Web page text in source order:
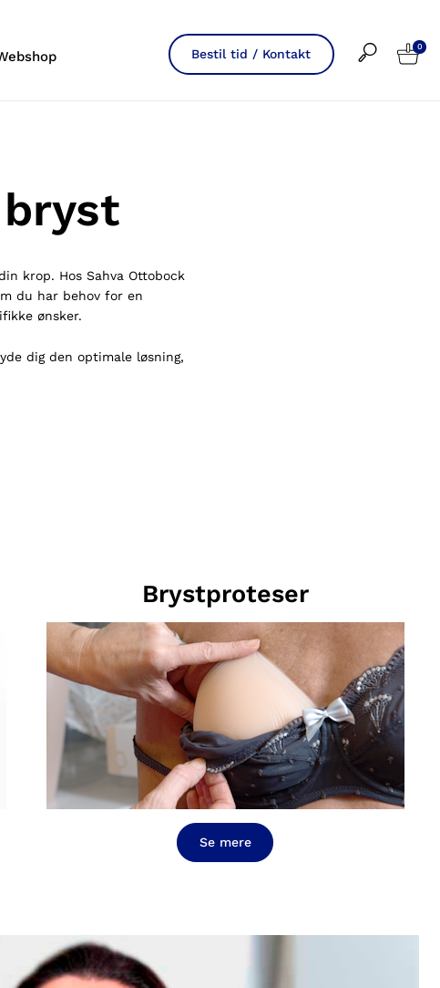
Bestil tid / Kontakt 0
krop. Hos Sahva Ottobock
du har behov for en
ønsker.
dig den optimale løsning,
Brystproteser
Se mere